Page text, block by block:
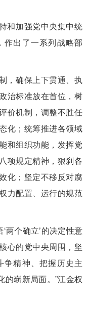
加强党中央集中统
作出了一系列战略部
确保上下贯通、执
治标准放在首位，树
价机制，调整不胜任
化；统筹推进各领域
和组织功能，发挥党
项规定精神，狠刹各
化；坚定不移反对腐
力配置、运行的规范
两个确立’的决定性意
心的党中央周围，坚
争精神、把握历史主
的崭新局面。”江金权